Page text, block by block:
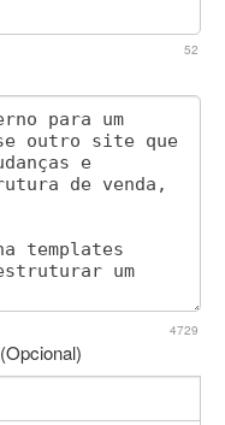
52
4729
(Opcional)